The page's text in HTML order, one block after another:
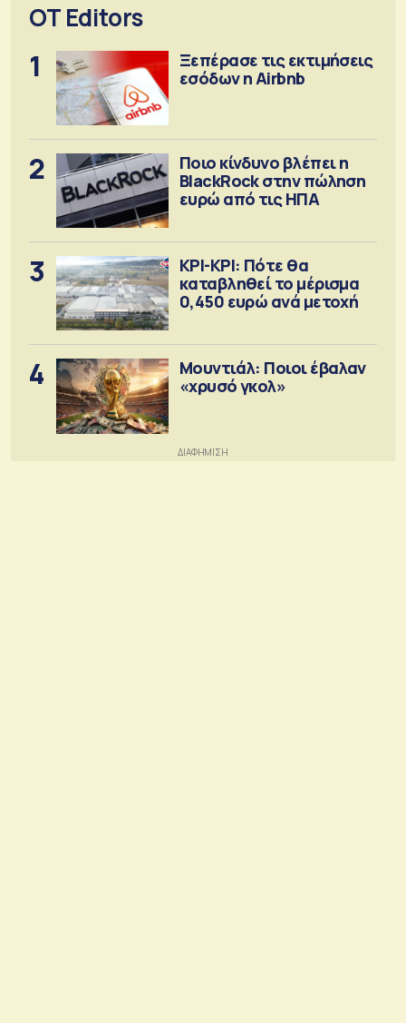
OT Editors
1
Ξεπέρασε τις εκτιμήσεις
εσόδων η Airbnb
2
Ποιο κίνδυνο βλέπει η
BlackRock στην πώληση
ευρώ από τις ΗΠΑ
3
ΚΡΙ-ΚΡΙ: Πότε θα
καταβληθεί το μέρισμα
0,450 ευρώ ανά μετοχή
4
Μουντιάλ: Ποιοι έβαλαν
«χρυσό γκολ»